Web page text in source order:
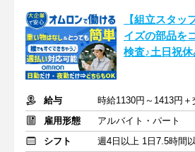
【組立スタッ
イズの部品を
検査♪土日祝
給与
時給1130円～1413円
雇用形態
アルバイト・パート
シフト
週4日以上 1日7.5時間